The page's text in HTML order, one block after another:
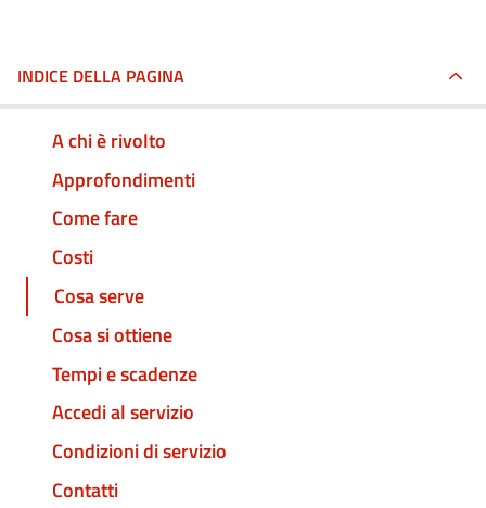
INDICE DELLA PAGINA
A chi è rivolto
Approfondimenti
Come fare
Costi
Cosa serve
Cosa si ottiene
Tempi e scadenze
Accedi al servizio
Condizioni di servizio
Contatti